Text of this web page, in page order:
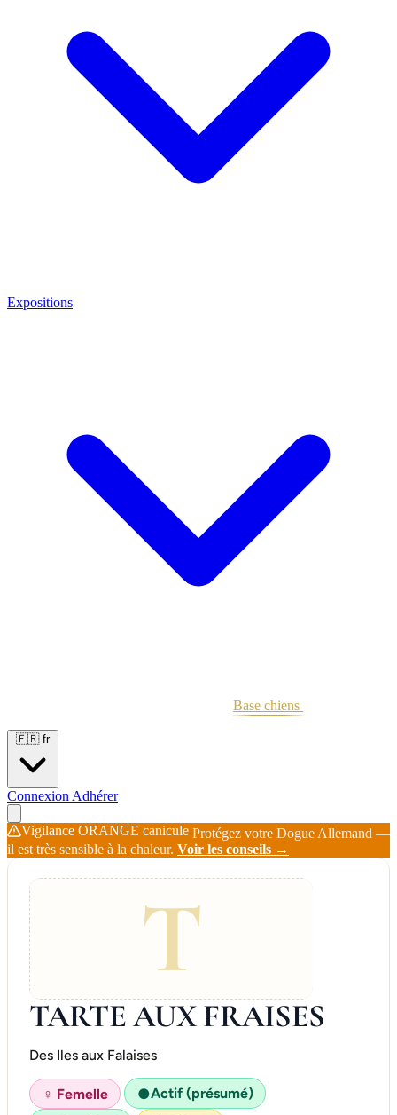
Expositions
Base chiens
🇫🇷 fr
Connexion Adhérer
Vigilance ORANGE canicule Protégez votre Dogue Allemand —
il est très sensible à la chaleur. Voir les conseils →
T
TARTE AUX FRAISES
Des Iles aux Falaises
♀ Femelle ●Actif (présumé)